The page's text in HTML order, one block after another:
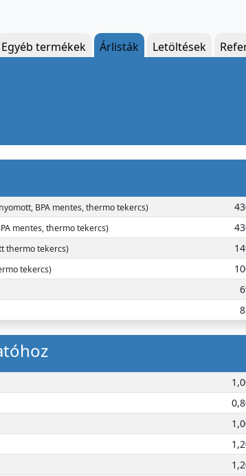
Egyéb termékek Árlisták Letöltések
BPA mentes, thermo tekercs)
mentes, thermo tekercs)
thermo tekercs)
tekercs)